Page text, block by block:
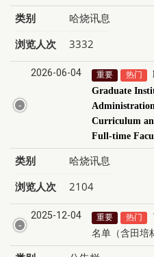
类别
哈烧讯息
浏览人次
3332
2026-06-04 重要 热门
Graduate
Curriculum
Full-time
类别
哈烧讯息
浏览人次
2104
2025-12-04 重要 热门
名单（含田培